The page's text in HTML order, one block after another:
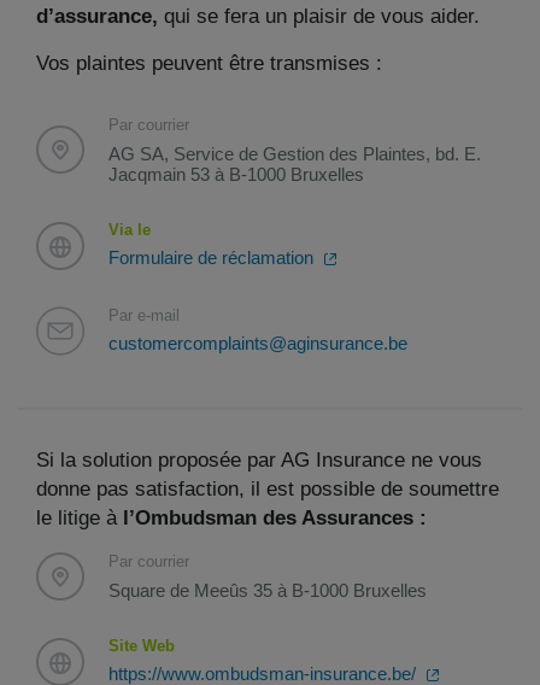
d’assurance, qui se fera un plaisir de vous aider.
Vos plaintes peuvent être transmises :
Par courrier
AG SA, Service de Gestion des Plaintes, bd. E.
Jacqmain 53 à B-1000 Bruxelles
Via le
Formulaire de réclamation
Par e-mail
customercomplaints@aginsurance.be
Si la solution proposée par AG Insurance ne vous
donne pas satisfaction, il est possible de soumettre
le litige à l’Ombudsman des Assurances :
Par courrier
Square de Meeûs 35 à B-1000 Bruxelles
Site Web
https://www.ombudsman-insurance.be/